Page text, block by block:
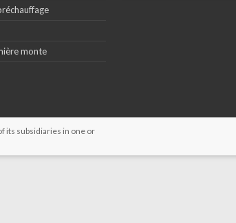
monte
its subsidiaries in one or